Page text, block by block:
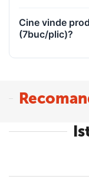
Cine vinde
(7buc/plic)?